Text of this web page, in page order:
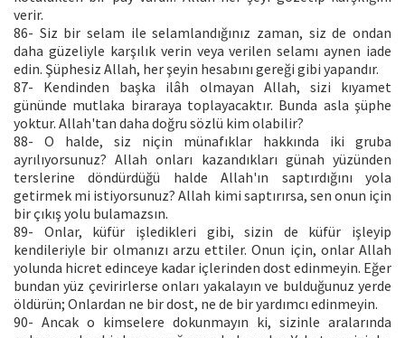
verir.
86- Siz bir selam ile selamlandığınız zaman, siz de ondan
daha güzeliyle karşılık verin veya verilen selamı aynen iade
edin. Şüphesiz Allah, her şeyin hesabını gereği gibi yapandır.
87- Kendinden başka ilâh olmayan Allah, sizi kıyamet
gününde mutlaka biraraya toplayacaktır. Bunda asla şüphe
yoktur. Allah'tan daha doğru sözlü kim olabilir?
88- O halde, siz niçin münafıklar hakkında iki gruba
ayrılıyorsunuz? Allah onları kazandıkları günah yüzünden
terslerine döndürdüğü halde Allah'ın saptırdığını yola
getirmek mi istiyorsunuz? Allah kimi saptırırsa, sen onun için
bir çıkış yolu bulamazsın.
89- Onlar, küfür işledikleri gibi, sizin de küfür işleyip
kendileriyle bir olmanızı arzu ettiler. Onun için, onlar Allah
yolunda hicret edinceye kadar içlerinden dost edinmeyin. Eğer
bundan yüz çevirirlerse onları yakalayın ve bulduğunuz yerde
öldürün; Onlardan ne bir dost, ne de bir yardımcı edinmeyin.
90- Ancak o kimselere dokunmayın ki, sizinle aralarında